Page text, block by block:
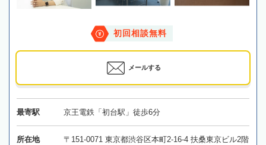
初回相談無料
メールする
最寄駅 京王電鉄「初台駅」徒歩6分
所在地 〒151-0071 東京都渋谷区本町2-16-4 扶桑東京ビル2階